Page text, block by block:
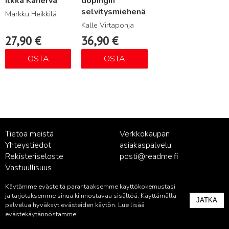
Markku Heikkilä
27,90 €
OSTA
selvitysmiehenä
Kalle Virtapohja
36,90€
OSTA
Tietoa meistä
Yhteystiedot
Rekisteriseloste
Vastuullisuus
Verkkokaupan
asiakaspalvelu:
posti@readme.fi
Kustantamon asiakaspalvelu:
palvelu@readme.fi
Käytämme evästeitä parantaaksemme käyttökokemustasi
ja tarjotaksemme sinua kiinnostavaa sisältöä. Käyttämällä
palvelua hyväksyt evästeiden käytön. Lue lisää
evästekäytännöstämme.
JATKA